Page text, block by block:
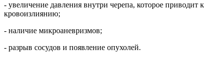
- увеличение давления внутри черепа, которое приводит к
кровоизлиянию;
- наличие микроаневризмов;
- разрыв сосудов и появление опухолей.